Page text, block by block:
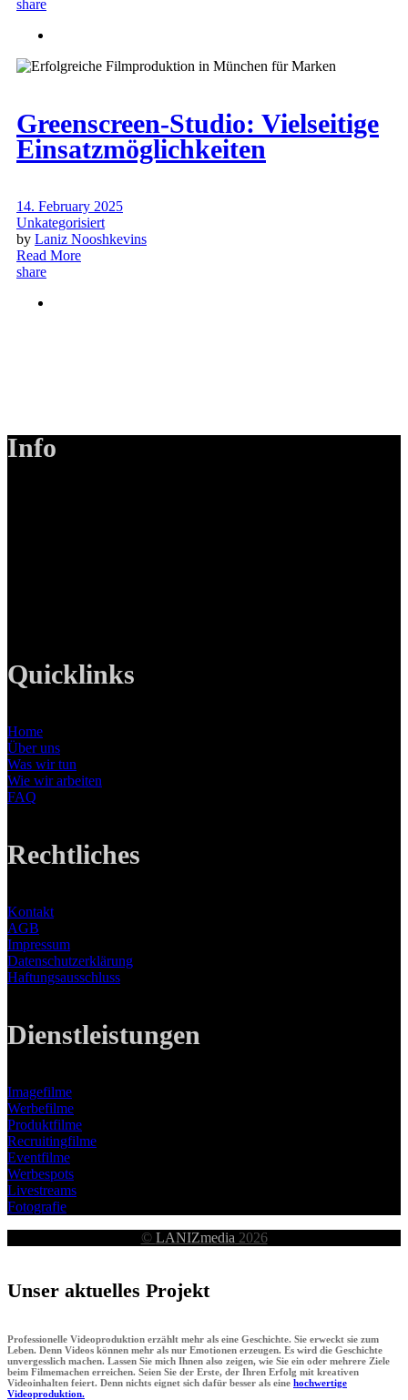
share
Greenscreen-Studio: Vielseitige
Einsatzmöglichkeiten
14. February 2025
Unkategorisiert
by Laniz Nooshkevins
Read More
share
Info
Quicklinks
Home
Über uns
Was wir tun
Wie wir arbeiten
FAQ
Rechtliches
Kontakt
AGB
Impressum
Datenschutzerklärung
Haftungsausschluss
Dienstleistungen
Imagefilme
Werbefilme
Produktfilme
Recruitingfilme
Eventfilme
Werbespots
Livestreams
Fotografie
© LANIZmedia 2026
Unser aktuelles Projekt
Professionelle Videoproduktion erzählt mehr als eine Geschichte. Sie erweckt sie zum
Leben. Denn Videos können mehr als nur Emotionen erzeugen. Es wird die Geschichte
unvergesslich machen. Lassen Sie mich Ihnen also zeigen, wie Sie ein oder mehrere Ziele
beim Filmemachen erreichen. Seien Sie der Erste, der Ihren Erfolg mit kreativen
Videoinhalten feiert. Denn nichts eignet sich dafür besser als eine hochwertige
Videoproduktion.